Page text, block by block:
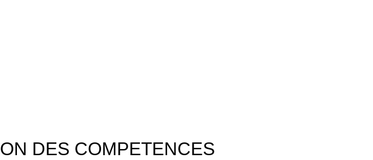
DES COMPETENCES